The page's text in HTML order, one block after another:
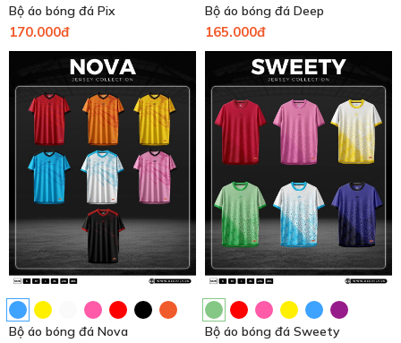
Bộ áo bóng đá Pix
170.000đ
Bộ áo bóng đá Deep
165.000đ
Bộ áo bóng đá Nova Bộ áo bóng đá Sweety